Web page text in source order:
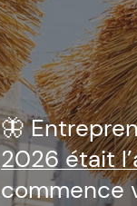
🦋
2026 était
commence